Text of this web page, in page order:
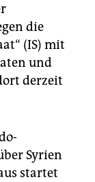
die
(IS) mit
und
derzeit
Syrien
startet